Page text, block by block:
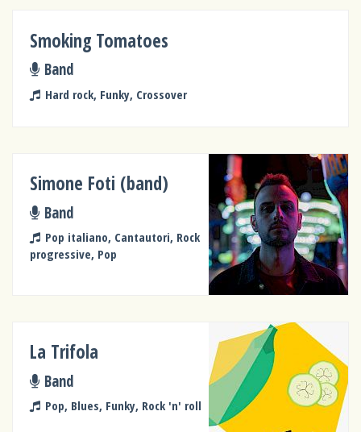
Smoking Tomatoes
Band
Hard rock, Funky, Crossover
Simone Foti (band)
Band
Pop italiano, Cantautori, Rock
progressive, Pop
La Trifola
Band
Pop, Blues, Funky, Rock 'n' roll